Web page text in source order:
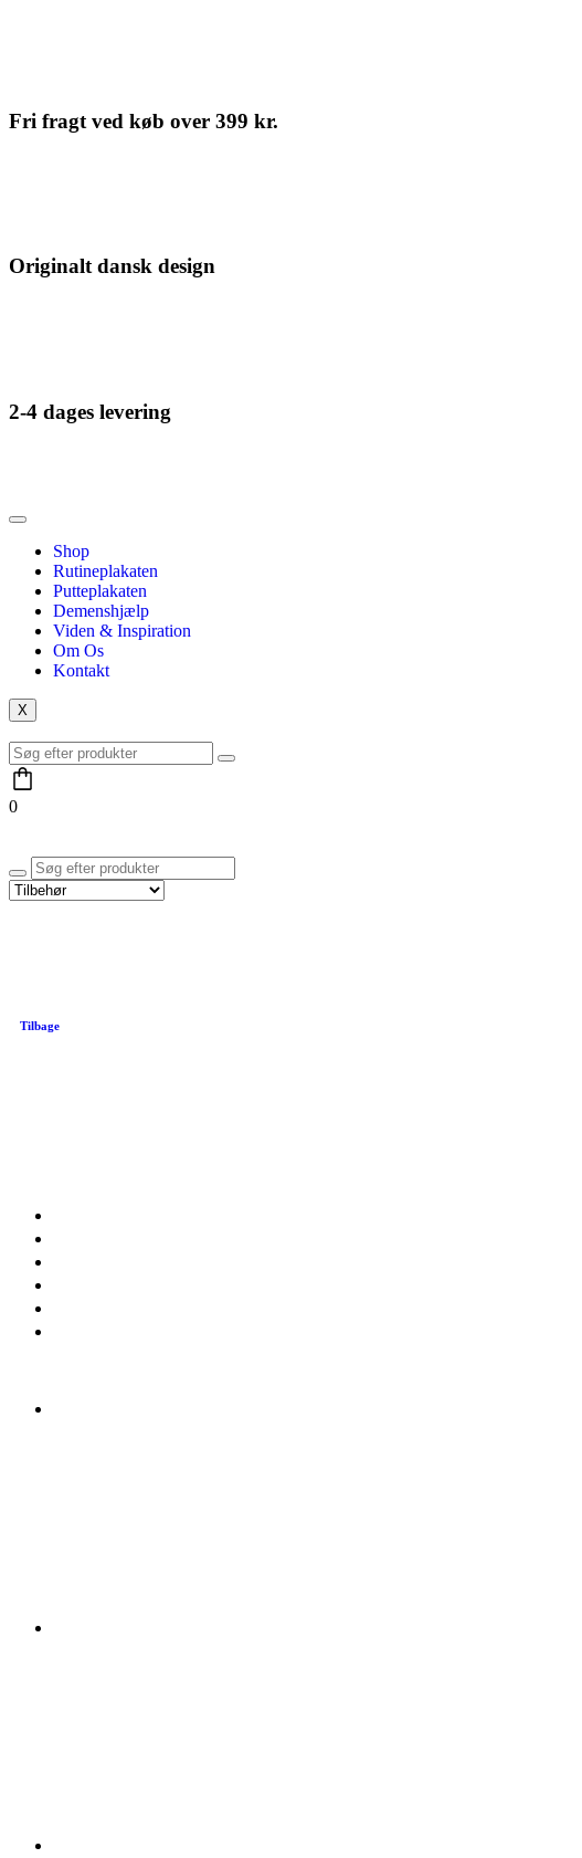
Fri fragt ved køb over 399 kr.
Originalt dansk design
2-4 dages levering
Shop
Rutineplakaten
Putteplakaten
Demenshjælp
Viden & Inspiration
Om Os
Kontakt
X
0
Tilbage